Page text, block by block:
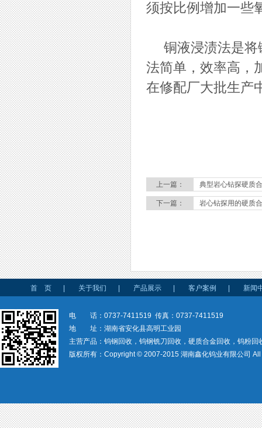
须按比例增加一些
铜液浸渍法是将
法简单，效率高，
在修配厂大批生产
上一篇： 典型岩心钻探硬质
下一篇： 岩心钻探用的硬质
首 页 关于我们 产品展示 客户案例 新闻
电 话：0737-7411519 传真：0737-7411519
地 址：湖南省安化县高明工业园
主营产品：钨钢回收，钨钢铣刀回收，硬质合金回收，钨粉回
版权所有：Copyright © 2007-2015 湖南鑫化钨业有限公司